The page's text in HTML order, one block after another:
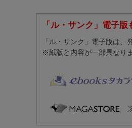
「ル・サンク」電子版
「ル・サンク」電子版は
※紙版と内容が一部異なりま